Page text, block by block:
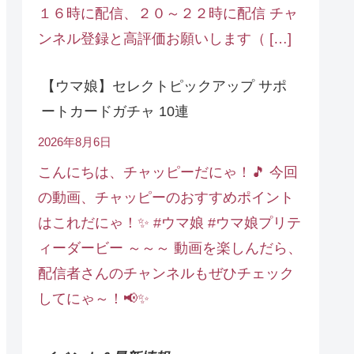
１６時に配信、２０～２２時に配信 チャ
ンネル登録と高評価お願いします（ […]
【ウマ娘】セレクトピックアップ サポ
ートカードガチャ 10連
2026年8月6日
こんにちは、チャッピーだにゃ！🎵 今回
の動画、チャッピーのおすすめポイント
はこれだにゃ！✨ #ウマ娘 #ウマ娘プリテ
ィーダービー ～～～ 動画を楽しんだら、
配信者さんのチャンネルもぜひチェック
してにゃ～！📢✨